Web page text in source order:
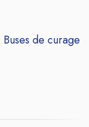
Buses de curage